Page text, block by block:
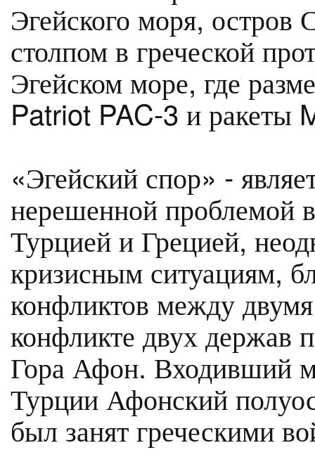
Эгейского моря, остров
столпом в греческой
Эгейском море, где
Patriot PAC-3 и ракеты
«Эгейский спор» -
нерешенной проблемой
Турцией и Грецией,
кризисным ситуациям,
конфликтов между
конфликте двух держав
Гора Афон. Входивший
Турции Афонский
был занят греческими